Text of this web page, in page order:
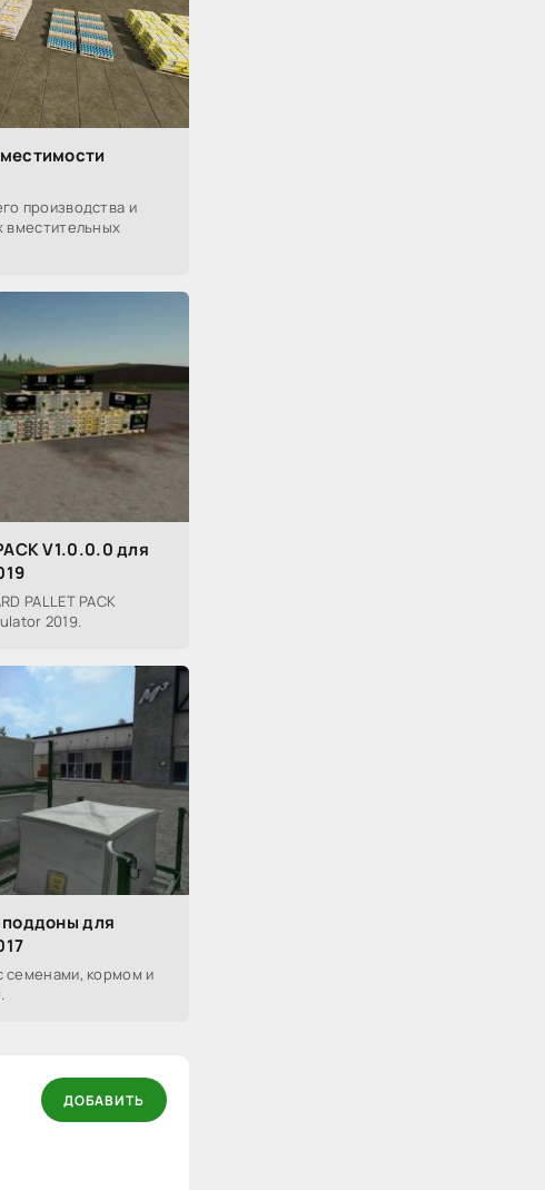
производства и
вместительных
V1.0.0.0 для
PALLET PACK
2019.
для
семенами, кормом и
ДОБАВИТЬ